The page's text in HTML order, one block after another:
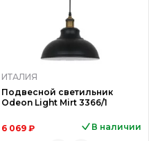
ИТАЛИЯ
Подвесной светильник
Odeon Light Mirt 3366/1
6 069 ₽ В наличии